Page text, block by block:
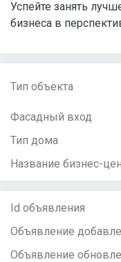
Успейте занять
бизнеса в
Тип объекта
Фасадный вход
Тип дома
Название бизнес-
Id объявления
Объявление
Объявление